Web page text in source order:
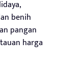
benih
pangan
harga